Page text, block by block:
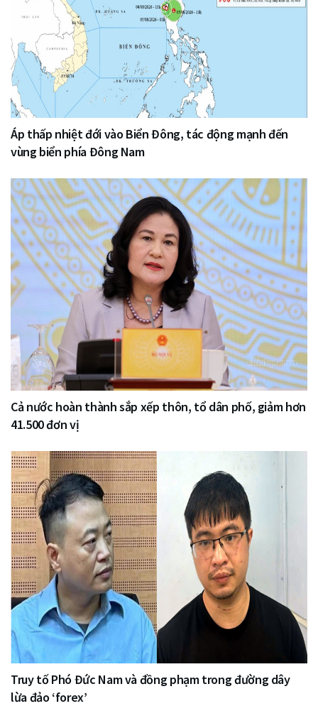
Áp thấp nhiệt đới vào Biển Đông, tác động mạnh đến
vùng biển phía Đông Nam
Cả nước hoàn thành sắp xếp thôn, tổ dân phố, giảm hơn
41.500 đơn vị
Truy tố Phó Đức Nam và đồng phạm trong đường dây
lừa đảo ‘forex’